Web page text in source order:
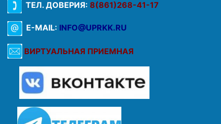
ТЕЛ. ДОВЕРИЯ: 8(861)268-41-17
E-MAIL: INFO@UPRKK.RU
ВИРТУАЛЬНАЯ ПРИЕМНАЯ